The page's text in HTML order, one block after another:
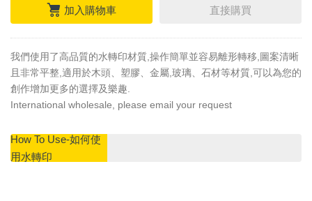
加入購物車 直接購買
我們使用了高品質的水轉印材質,操作簡單並容易離形轉移,圖案清晰
且非常平整,適用於木頭、塑膠、金屬,玻璃、石材等材質,可以為您的
創作增加更多的選擇及樂趣.
International wholesale, please email your request
How To Use-如何使
用水轉印